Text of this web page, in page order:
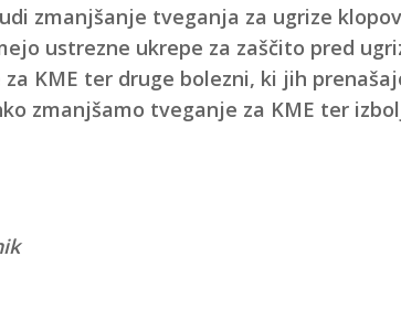
zmanjšanje tveganja za ugrize
ustrezne ukrepe za zaščito pred
KME ter druge bolezni, ki jih
zmanjšamo tveganje za KME ter